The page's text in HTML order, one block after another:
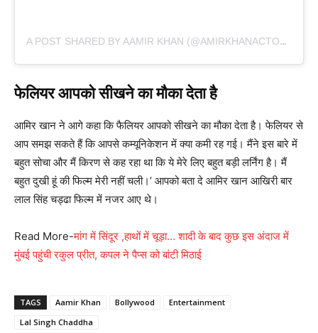
A POST SHARED BY AAMIR KHAN (@AMIRKHANACTOR_)
फेलियर आपको सीखने का मौका देता है
आमिर खान ने आगे कहा कि फैलियर आपको सीखने का मौका देता है। फेलियर से
आप समझ सकते हैं कि आपसे कम्यूनिकेशन में क्या कमी रह गई। मैंने इस बारे में
बहुत सोचा और मैं किरण से कह रहा था कि ये मेरे लिए बहुत बड़ी लर्निंग है। मैं
बहुत दुखी हूं की फिल्म मेरी नहीं चली।’ आपको बता दे आमिर खान आखिरी बार
लाल सिंह चड्ढा फिल्म में नजर आए थे।
Read More-मांग में सिंदूर ,हाथों में चूड़ा… शादी के बाद कुछ इस अंदाज में
मुंबई पहुंची रकुल प्रीत, कपल ने पैप्स को बांटी मिठाई
TAGS Aamir Khan Bollywood
Entertainment
Lal Singh Chaddha